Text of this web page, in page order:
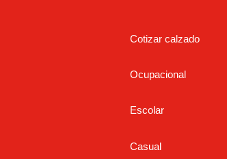
Cotizar calzado
Ocupacional
Escolar
Casual